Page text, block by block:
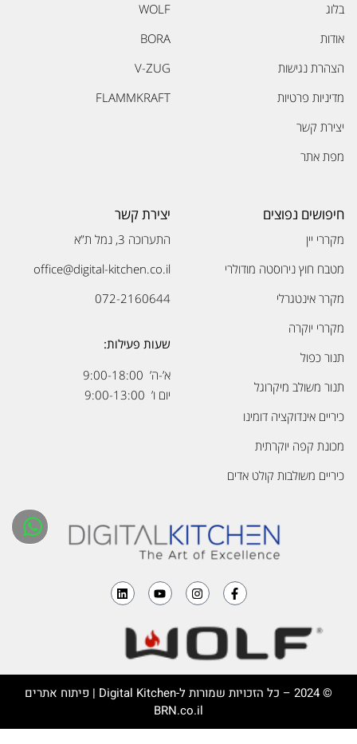
בלוג
אודות
הצהרת נגישות
מדיניות פרטיות
יצירת קשר
מפת אתר
WOLF
BORA
V-ZUG
FLAMMKRAFT
חיפושים נפוצים
מקררי יין
מטבח חוץ נירוסטה מודולרי
מקרר אינטגרלי
מקררי יוקרה
תנור כפול
תנור משולב מיקרוגל
כיריים אינדוקציה דומינו
מכונת קפה יוקרתית
כיריים משולבות קולט אדים
יצירת קשר
התערוכה 3, נמל ת”א
office@digital-kitchen.co.il
072-2160644
שעות פעילות:
א’-ה’ 9:00-18:00
יום ו’ 9:00-13:00
© 2024 – כל הזכויות שמורות ל- Digital Kitchen | פיתוח אתרים
BRN.co.il